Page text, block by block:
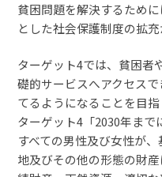
貧困問題を解決するため
とした社会保護制度の拡充
ターゲット4では、貧困者
礎的サービスへアクセス
てるようになることを目指
ターゲット4「2030年まで
すべての男性及び女性が
地及びその他の形態の財